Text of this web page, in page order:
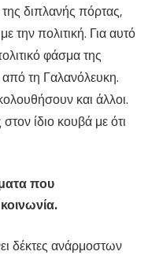
διπλανής πόρτας,
την πολιτική. Για αυτό
φάσμα της
τη Γαλανόλευκη.
και άλλοι.
ίδιο κουβά με ότι
που
δέκτες ανάρμοστων